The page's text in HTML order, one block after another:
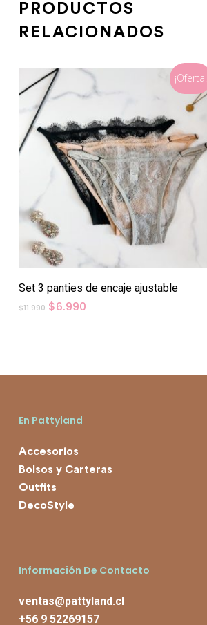
PRODUCTOS
RELACIONADOS
¡Oferta!
Set 3 panties de encaje ajustable
$11.990 El
$6.990El
En Pattyland
Accesorios
Bolsos y Carteras
Outfits
DecoStyle
Información De Contacto
ventas@pattyland.cl
+56 9 52269157